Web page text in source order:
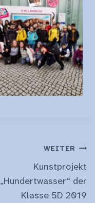
WEITER
Kunstprojekt
„Hundertwasser“ der
Klasse 5D 2019